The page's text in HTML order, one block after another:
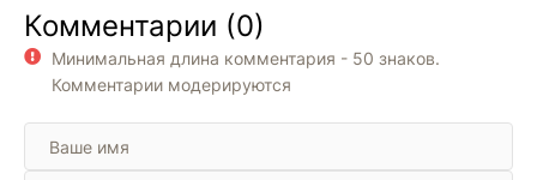
Комментарии (0)
Минимальная длина комментария - 50 знаков.
Комментарии модерируются